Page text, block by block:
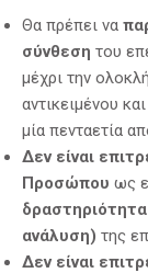
Θα πρέπει να
σύνθεση του
μέχρι την
αντικειμένου
μία πενταετία
Δεν είναι
Προσώπου ως
δραστηριότητα
ανάλυση) της
Δεν είναι